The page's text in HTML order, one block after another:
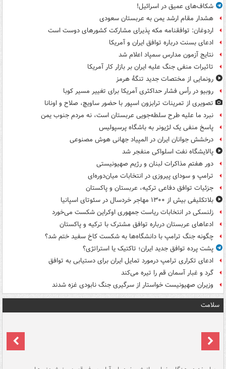
شکاف‌های عمیق در اسرائیل!
هشدار مقام ارشد یمن به عربستان سعودی
اردوغان: توافقنامه مکه پذیرای مشارکت کشورهای دوست است
ادعای بسنت درباره توافق ایران و آمریکا
نتایج آزمون مدارس سمپاد اعلام شد
تاثیرات منفی جنگ علیه ایران بر بازار کار آمریکا
رونمایی از مختصات جدید تنگۀ هرمز
روبیو در رأس فشار حداکثری آمریکا برای تغییر مسیر کوبا
تصویری از تمرینات ترابزون اسپور با حضور ساویچ، صلاح و اونانا
نبرد ما علیه طرح سلطه‌جویی عربستان است، نه مردم جنوب یمن
پاسخ منفی یک لژیونر به باشگاه پرسپولیس
درخشش جوانان ایران در المپیاد جهانی هوش مصنوعی
پالایشگاه نفت اسلواکی منفجر شد
دور هفتم مذاکرات لبنان و رژیم صهیونیستی
ترامپ و سودای پیروزی در انتخابات میان‌دوره‌ای
جزئیات توافق دفاعی ترکیه، عربستان و پاکستان
بلاتکلیفی بیش از ۱۳۰۰ مهاجر خردسال در سئوتای اسپانیا
زلنسکی در انتخابات ریاست جمهوری اوکراین شکست می‌خورد
ادعاهای عربستان درباره توافق مشترک با ترکیه و پاکستان
چگونه جنگ ترامپ با دانشگاه‌ها به شکست کاخ سفید ختم شد؟
پشت پرده توافق جدید ایران؛ تاکتیک یا استراتژی؟
ادعای تکراری ترامپ درمورد تمایل ایران برای دستیابی به توافق
گرد و غبار آسمان قم را تیره می‌کند
وزیران صهیونیست خواستار از سرگیری جنگ نابودی غزه شدند
سلامت